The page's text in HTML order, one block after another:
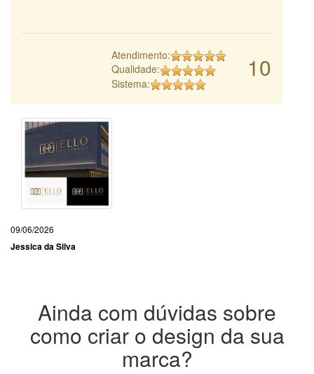
10
Atendimento:
Qualidade:
Sistema:
09/06/2026
Jessica da Silva
Ainda com dúvidas sobre
como criar o design da sua
marca?